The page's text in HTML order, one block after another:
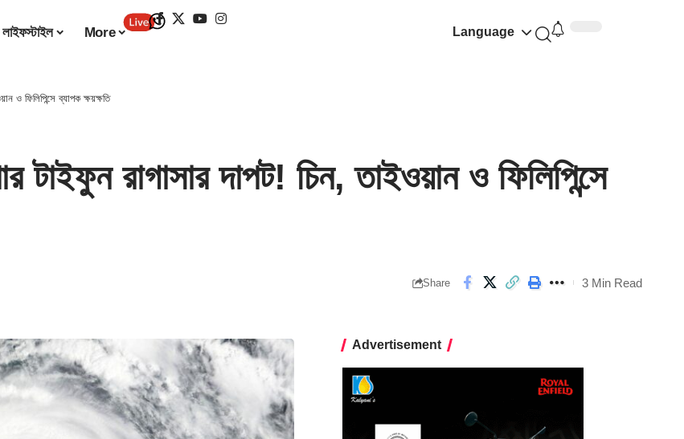
লাইফস্টাইল More Language
ফিলিপিন্সে ব্যাপক ক্ষয়ক্ষতি
রাগাসার দাপট! চিন, তাইওয়ান ও ফিলিপিন্সে
Share 3 Min Read
Advertisement